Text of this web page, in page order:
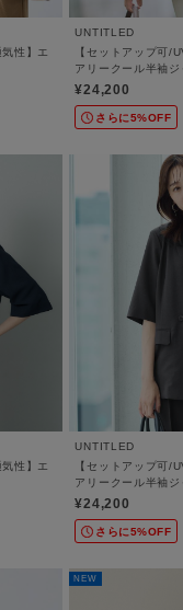
性】エ
UNTITLED
【セットアップ可/
アリークール半袖ジ
¥24,200
さらに5%OFF
性】エ
UNTITLED
【セットアップ可/
アリークール半袖ジ
¥24,200
さらに5%OFF
NEW